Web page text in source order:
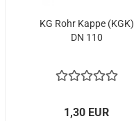
KG Rohr Kappe (KGK)
DN 110
1,30 EUR